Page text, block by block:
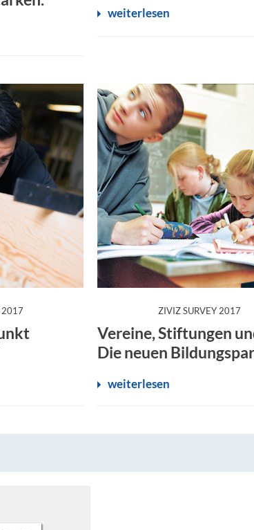
weiterlesen
2017: ZIVIZ SURVEY 2017:
Vereine, Stiftungen
Die neuen
weiterlesen